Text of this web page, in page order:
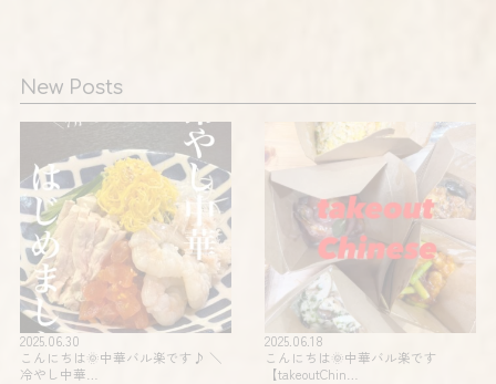
New Posts
2025.06.30
こんにちは🌞中華バル楽です♪ ＼
冷やし中華…
2025.06.18
こんにちは🌞中華バル楽です
【takeoutChin…